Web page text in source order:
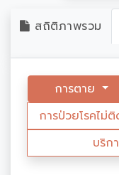
สถิติภาพรวม
การตาย
การป่วยโรคไม่
บริก